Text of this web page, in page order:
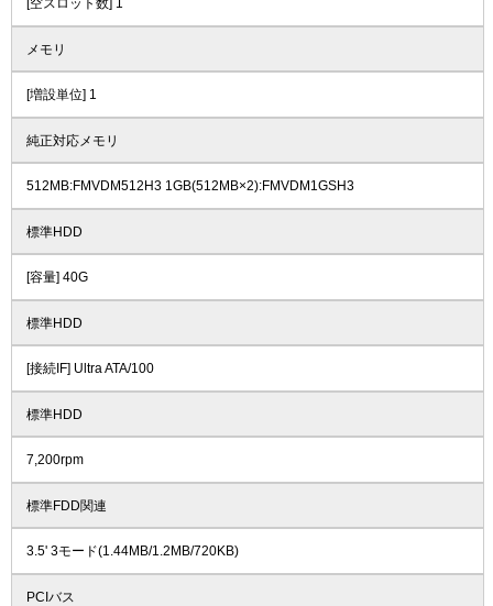
[空スロット数] 1
メモリ
[増設単位] 1
純正対応メモリ
512MB:FMVDM512H3 1GB(512MB×2):FMVDM1GSH3
標準HDD
[容量] 40G
標準HDD
[接続IF] Ultra ATA/100
標準HDD
7,200rpm
標準FDD関連
3.5' 3モード(1.44MB/1.2MB/720KB)
PCIバス